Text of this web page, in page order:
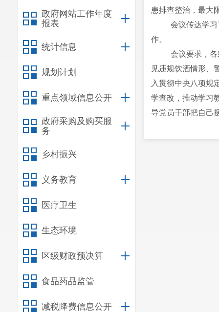
政府网站工作年度
报表
统计信息
规划计划
重点领域信息公开
政府采购及购买服
务
乡村振兴
义务教育
医疗卫生
生态环境
区级财政预决算
食品药品监管
减税降费信息公开
患排查整治， 最大
会议传达学习
作。
会议要求， 各
见违规饮酒情形、
入贯彻中央八项规
学查改，推动学习
导党员干部把自己
要围绕集中整治违